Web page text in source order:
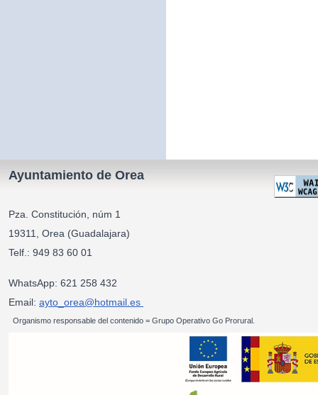
Ayuntamiento de Orea
Pza. Constitución, núm 1
19311, Orea (Guadalajara)
Telf.: 949 83 60 01
WhatsApp: 621 258 432
Email: ayto_orea@hotmail.es
Organismo responsable del contenido = Grupo Operativo Go Prorural.